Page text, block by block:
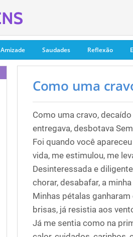
Amizade Saudades Reflexão
Como uma
Como uma cravo,
entregava, desbotava
Foi quando você
vida, me estimulou, me
Desinteressada e
chorar, desabafar, a
Minhas pétalas
brisas, já resistia aos
Já me sentia como na